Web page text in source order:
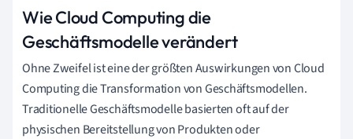
Wie Cloud Computing die
Geschäftsmodelle verändert
Ohne Zweifel ist eine der größten Auswirkungen von Cloud
Computing die Transformation von Geschäftsmodellen.
Traditionelle Geschäftsmodelle basierten oft auf der
physischen Bereitstellung von Produkten oder